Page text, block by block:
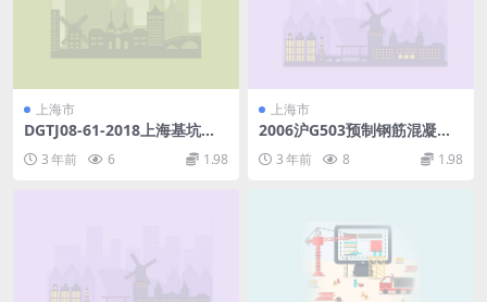
上海市
DGTJ08-61-2018上海基坑工
3 年前 6 1.98
上海市
2006沪G503预制钢筋混凝土
3 年前 8 1.98